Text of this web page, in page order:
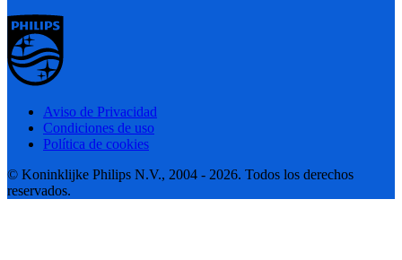
Aviso de Privacidad
Condiciones de uso
Política de cookies
© Koninklijke Philips N.V., 2004 - 2026. Todos los derechos
reservados.